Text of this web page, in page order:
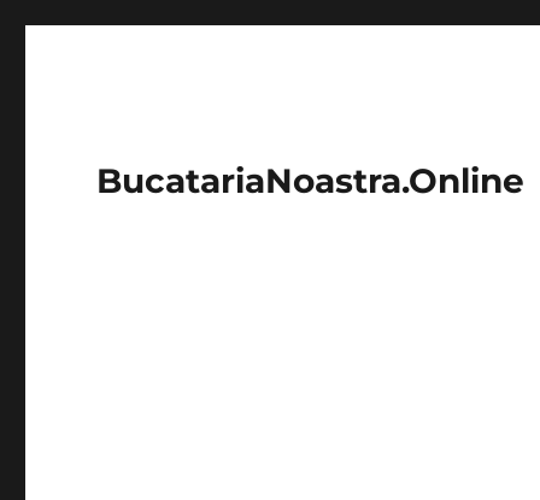
BucatariaNoastra.Online